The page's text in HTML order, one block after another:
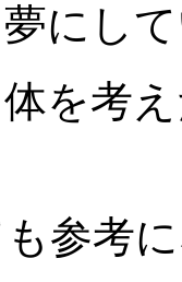
夢にし
を考
参考